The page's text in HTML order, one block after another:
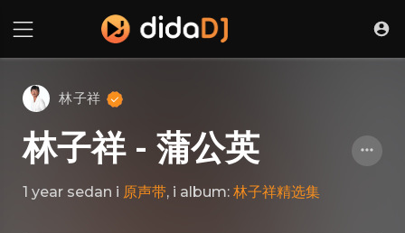
林子祥
林子祥 - 蒲公英
1 year sedan i 原声带, i album: 林子祥精选集